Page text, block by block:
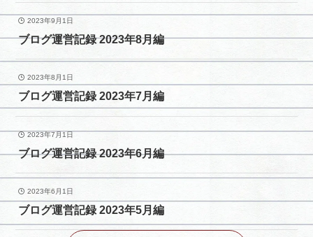
2023年9月1日
ブログ運営記録 2023年8月編
2023年8月1日
ブログ運営記録 2023年7月編
2023年7月1日
ブログ運営記録 2023年6月編
2023年6月1日
ブログ運営記録 2023年5月編